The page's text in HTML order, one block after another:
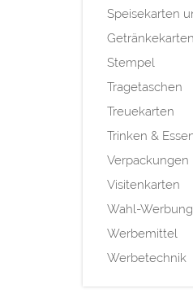
Speisekarten
Getränkekarten
Stempel
Tragetaschen
Treuekarten
Trinken &
Verpackungen
Visitenkarten
Wahl-Werbung
Werbemittel
Werbetechnik